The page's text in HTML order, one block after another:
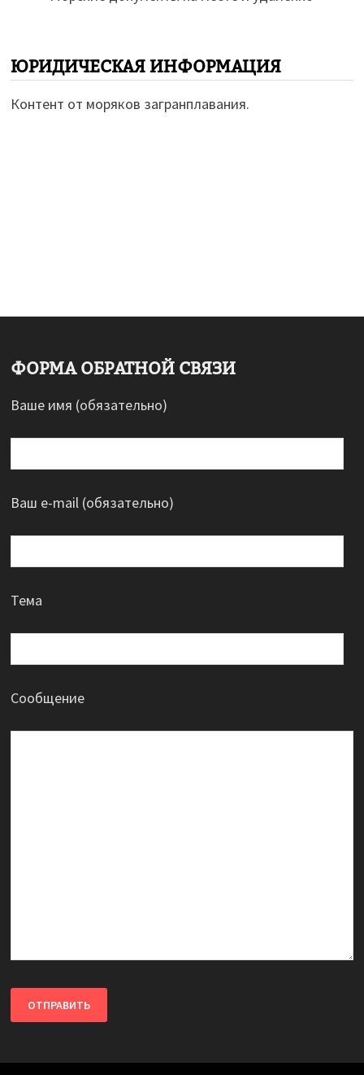
ЮРИДИЧЕСКАЯ ИНФОРМАЦИЯ
Контент от моряков загранплавания.
ФОРМА ОБРАТНОЙ СВЯЗИ
Ваше имя (обязательно)
Ваш e-mail (обязательно)
Тема
Сообщение